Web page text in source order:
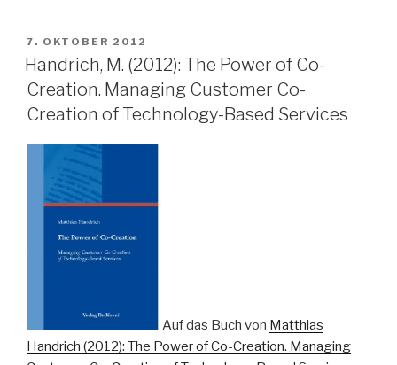
VERÖFFENTLICHT
AM
7. OKTOBER 2012
Handrich, M. (2012): The Power of Co-
Creation. Managing Customer Co-
Creation of Technology-Based Services
Auf das Buch von Matthias
Handrich (2012): The Power of Co-Creation. Managing